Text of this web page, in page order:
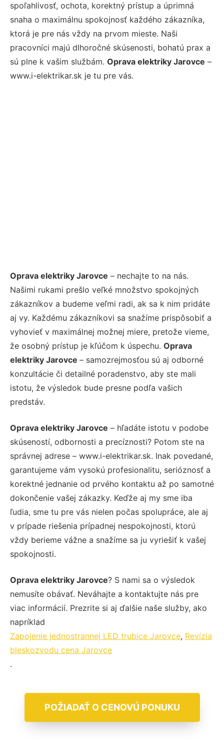
spoľahlivosť, ochota, korektný prístup a úprimná
snaha o maximálnu spokojnosť každého zákazníka,
ktorá je pre nás vždy na prvom mieste. Naši
pracovníci majú dlhoročné skúsenosti, bohatú prax a
sú plne k vašim službám. Oprava elektriky Jarovce –
www.i-elektrikar.sk je tu pre vás.
Oprava elektriky Jarovce – nechajte to na nás.
Našimi rukami prešlo veľké množstvo spokojných
zákazníkov a budeme veľmi radi, ak sa k nim pridáte
aj vy. Každému zákazníkovi sa snažíme prispôsobiť a
vyhovieť v maximálnej možnej miere, pretože vieme,
že osobný prístup je kľúčom k úspechu. Oprava
elektriky Jarovce – samozrejmosťou sú aj odborné
konzultácie či detailné poradenstvo, aby ste mali
istotu, že výsledok bude presne podľa vašich
predstáv.
Oprava elektriky Jarovce – hľadáte istotu v podobe
skúseností, odbornosti a precíznosti? Potom ste na
správnej adrese – www.i-elektrikar.sk. Inak povedané,
garantujeme vám vysokú profesionalitu, serióznosť a
korektné jednanie od prvého kontaktu až po samotné
dokončenie vašej zákazky. Keďže aj my sme iba
ľudia, sme tu pre vás nielen počas spolupráce, ale aj
v prípade riešenia prípadnej nespokojnosti, ktorú
vždy berieme vážne a snažíme sa ju vyriešiť k vašej
spokojnosti.
Oprava elektriky Jarovce? S nami sa o výsledok
nemusíte obávať. Neváhajte a kontaktujte nás pre
viac informácií. Prezrite si aj ďalšie naše služby, ako
napríklad
Zapojenie jednostrannej LED trubice Jarovce, Revízia
bleskozvodu cena Jarovce
.
POŽIADAŤ O CENOVÚ PONUKU